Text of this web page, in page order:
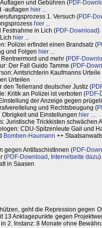
und Gebühren (PDF-
-auflagen hier ...
1. Versuch (PDF-
hier ...
Festnahme in Lich (PDF-Download)
hier ...
Polizei erfindet einen Brandsatz (
und Folgen hier ...
und mehr (PDF-
Der Fall Guido Tamme (PDF-
Amtsrichterin Kaufmanns Urteile
Urteilen
den Tellerrand deutscher Justiz (
Kritik an Polizei ist verboten (PDF-
der Anzeige gegen
und Rechtsbeugung (
und Einstellungen hier ...
Juristische Trickkisten schwächen
CDU-Spitzenleute Gail und
Bomben-Haumann ++
gegen AntifaschistInnen (PDF-
(PDF-Download , Internetseite dazu)
in Saasen
geht die Repression gegen
13 Anklagepunkte gegen
2. Instanz: 8 Monate ohne